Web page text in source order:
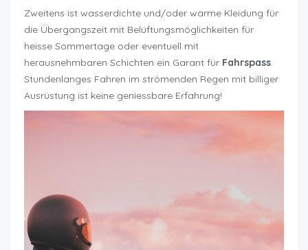
Zweitens ist wasserdichte und/oder warme Kleidung für
die Übergangszeit mit Belüftungsmöglichkeiten für
heisse Sommertage oder eventuell mit
herausnehmbaren Schichten ein Garant für Fahrspass.
Stundenlanges Fahren im strömenden Regen mit billiger
Ausrüstung ist keine geniessbare Erfahrung!